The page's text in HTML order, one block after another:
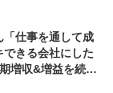
「仕事を通して成
きる会社にした
増収&増益を続け